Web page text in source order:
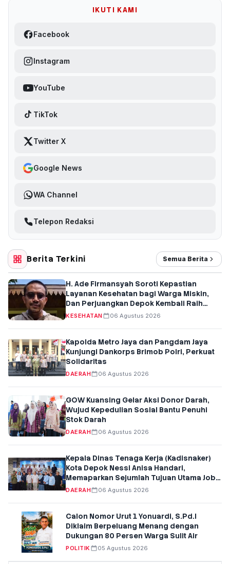
IKUTI KAMI
Facebook
Instagram
YouTube
TikTok
Twitter X
Google News
WA Channel
Telepon Redaksi
Berita Terkini Semua Berita
H. Ade Firmansyah Soroti Kepastian
Layanan Kesehatan bagi Warga Miskin,
Dan Perjuangkan Depok Kembali Raih
Predikat UHC
KESEHATAN 06 Agustus 2026
Kapolda Metro Jaya dan Pangdam Jaya
Kunjungi Dankorps Brimob Polri, Perkuat
Solidaritas
DAERAH 06 Agustus 2026
GOW Kuansing Gelar Aksi Donor Darah,
Wujud Kepedulian Sosial Bantu Penuhi
Stok Darah
DAERAH 06 Agustus 2026
Kepala Dinas Tenaga Kerja (Kadisnaker)
Kota Depok Nessi Anisa Handari,
Memaparkan Sejumlah Tujuan Utama Job
Fair Kota Depok Tahun 2026
DAERAH 06 Agustus 2026
Calon Nomor Urut 1 Yonuardi, S.Pd.I
Diklaim Berpeluang Menang dengan
Dukungan 80 Persen Warga Sulit Air
POLITIK 05 Agustus 2026